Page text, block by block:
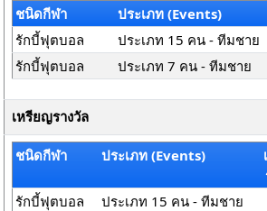
ชนิดกีฬา
ประเภท (Events)
รักบี้ฟุตบอล
ประเภท 15 คน - ทีมชาย
รักบี้ฟุตบอล
ประเภท 7 คน - ทีมชาย
เหรียญรางวัล
ชนิดกีฬา ประเภท (Events)
รักบี้ฟุตบอล ประเภท 15 คน - ทีมชาย